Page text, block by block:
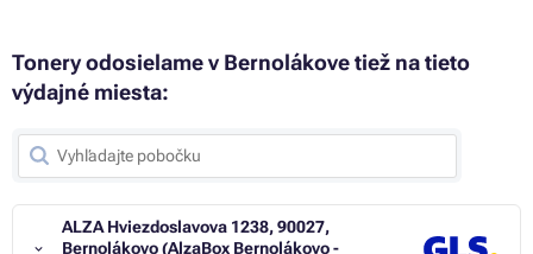
Tonery odosielame v Bernolákove tiež na tieto
výdajné miesta:
ALZA Hviezdoslavova 1238, 90027,
Bernolákovo (AlzaBox Bernolákovo -